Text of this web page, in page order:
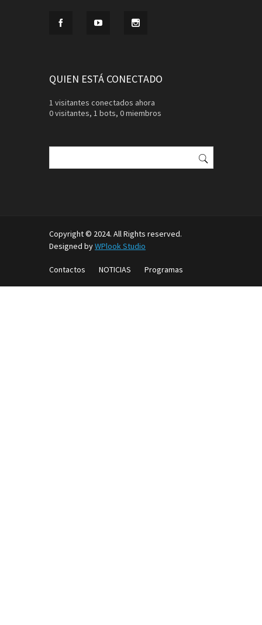
QUIEN ESTÁ CONECTADO
1 visitantes conectados ahora
0 visitantes, 1 bots, 0 miembros
Buscar:
Copyright © 2024. All Rights reserved.
Designed byWPlook Studio
Contactos NOTICIAS Programas